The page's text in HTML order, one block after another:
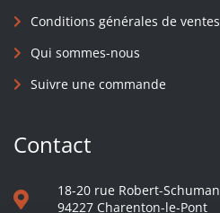
Conditions générales de ventes
Qui sommes-nous
Suivre une commande
Contact
18-20 rue Robert-Schuman
94227 Charenton-le-Pont